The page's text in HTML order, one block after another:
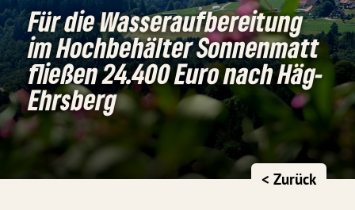
Für die Wasseraufbereitung
im Hochbehälter Sonnenmatt
fließen 24.400 Euro nach Häg-
Ehrsberg
< Zurück